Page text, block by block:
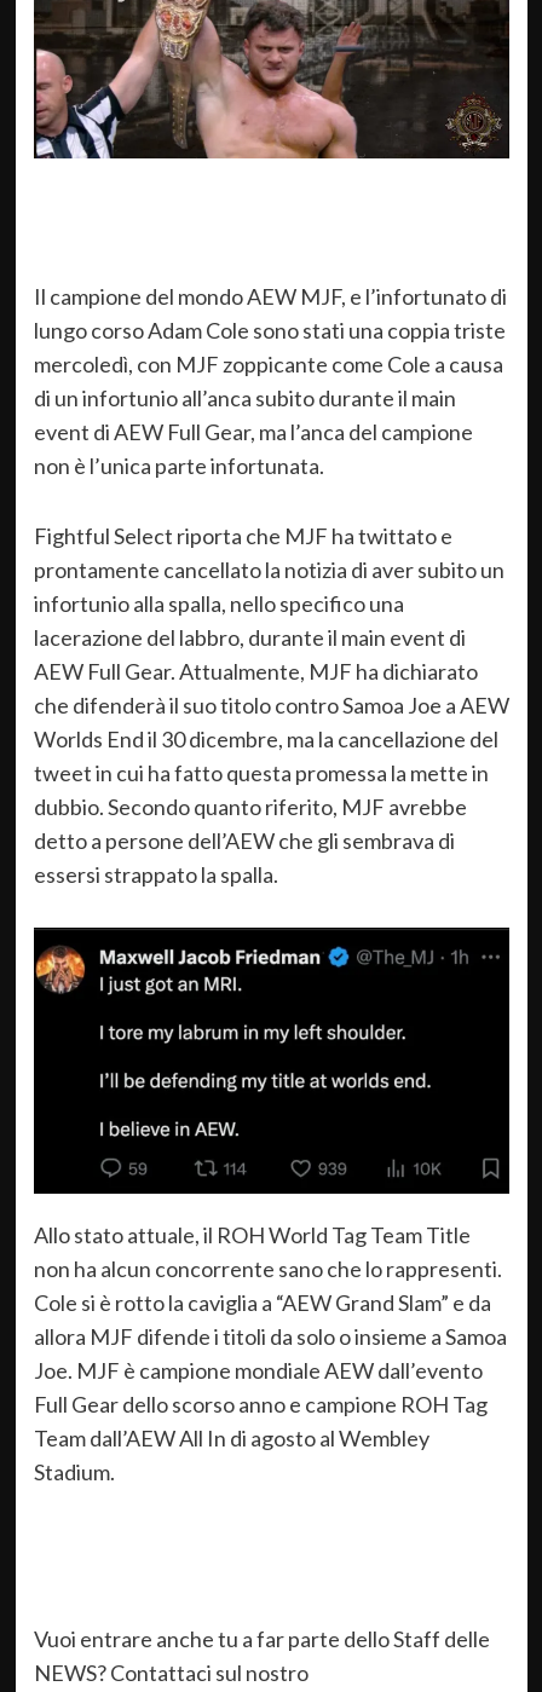
Il campione del mondo AEW MJF, e l’infortunato di
lungo corso Adam Cole sono stati una coppia triste
mercoledì, con MJF zoppicante come Cole a causa
di un infortunio all’anca subito durante il main
event di AEW Full Gear, ma l’anca del campione
non è l’unica parte infortunata.
Fightful Select riporta che MJF ha twittato e
prontamente cancellato la notizia di aver subito un
infortunio alla spalla, nello specifico una
lacerazione del labbro, durante il main event di
AEW Full Gear. Attualmente, MJF ha dichiarato
che difenderà il suo titolo contro Samoa Joe a AEW
Worlds End il 30 dicembre, ma la cancellazione del
tweet in cui ha fatto questa promessa la mette in
dubbio. Secondo quanto riferito, MJF avrebbe
detto a persone dell’AEW che gli sembrava di
essersi strappato la spalla.
Allo stato attuale, il ROH World Tag Team Title
non ha alcun concorrente sano che lo rappresenti.
Cole si è rotto la caviglia a “AEW Grand Slam” e da
allora MJF difende i titoli da solo o insieme a Samoa
Joe. MJF è campione mondiale AEW dall’evento
Full Gear dello scorso anno e campione ROH Tag
Team dall’AEW All In di agosto al Wembley
Stadium.
Vuoi entrare anche tu a far parte dello Staff delle
NEWS? Contattaci sul nostro